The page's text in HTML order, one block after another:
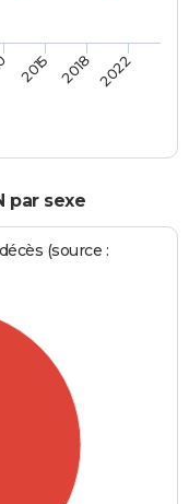
2015 2018 2022
par sexe
(source :